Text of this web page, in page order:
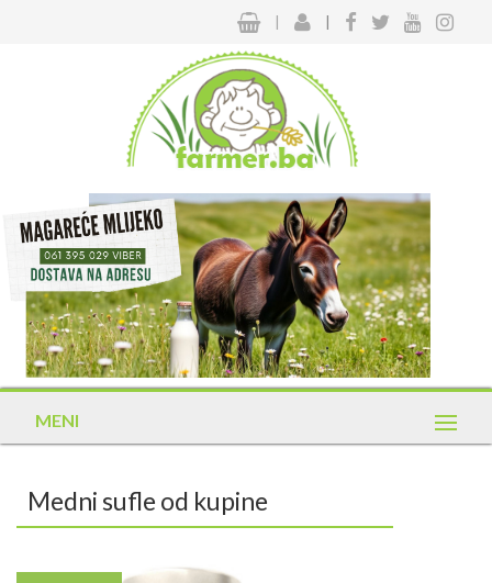
| |
MENI
Medni sufle od kupine